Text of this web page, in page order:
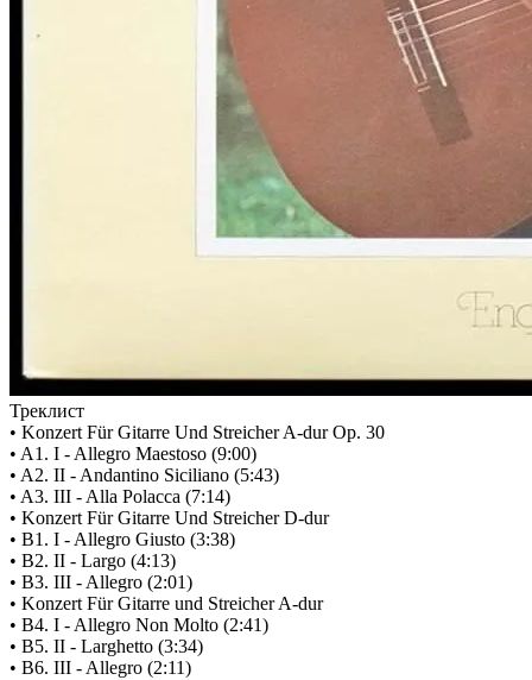
Треклист
• Konzert Für Gitarre Und Streicher A-dur Op. 30
• A1. I - Allegro Maestoso (9:00)
• A2. II - Andantino Siciliano (5:43)
• A3. III - Alla Polacca (7:14)
• Konzert Für Gitarre Und Streicher D-dur
• B1. I - Allegro Giusto (3:38)
• B2. II - Largo (4:13)
• B3. III - Allegro (2:01)
• Konzert Für Gitarre und Streicher A-dur
• B4. I - Allegro Non Molto (2:41)
• B5. II - Larghetto (3:34)
• B6. III - Allegro (2:11)